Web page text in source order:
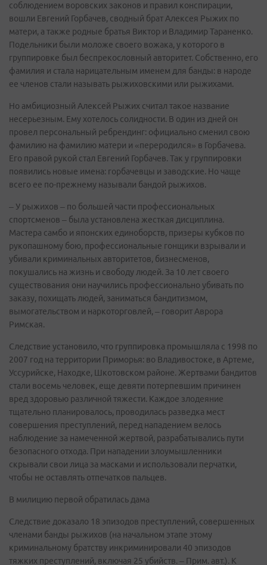
соблюдением воровских законов и правил конспирации,
вошли Евгений Горбачев, сводный брат Алексея Рыжих по
матери, а также родные братья Виктор и Владимир Тараненко.
Подельники были моложе своего вожака, у которого в
группировке был беспрекословный авторитет. Собственно, его
фамилия и стала нарицательным именем для банды: в народе
ее членов стали называть рыжиховскими или рыжихами.
Но амбициозный Алексей Рыжих считал такое название
несерьезным. Ему хотелось солидности. В один из дней он
провел персональный ребрендинг: официально сменил свою
фамилию на фамилию матери и «переродился» в Горбачева.
Его правой рукой стал Евгений Горбачев. Так у группировки
появились новые имена: горбачевцы и заводские. Но чаще
всего ее по-прежнему называли бандой рыжихов.
– У рыжихов – по большей части профессиональных
спортсменов – была установлена жесткая дисциплина.
Мастера самбо и японских единоборств, призеры кубков по
рукопашному бою, профессиональные гонщики взрывали и
убивали криминальных авторитетов, бизнесменов,
покушались на жизнь и свободу людей. За 10 лет своего
существования они научились профессионально убивать по
заказу, похищать людей, заниматься бандитизмом,
вымогательством и наркоторговлей, – говорит Аврора
Римская.
Следствие установило, что группировка промышляла с 1998 по
2007 год на территории Приморья: во Владивостоке, в Артеме,
Уссурийске, Находке, Шкотовском районе. Жертвами бандитов
стали восемь человек, еще девяти потерпевшим причинен
вред здоровью различной тяжести. Каждое злодеяние
тщательно планировалось, проводилась разведка мест
совершения преступлений, перед нападением велось
наблюдение за намеченной жертвой, разрабатывались пути
безопасного отхода. При нападении злоумышленники
скрывали свои лица за масками и использовали перчатки,
чтобы не оставлять отпечатков пальцев.
В милицию первой обратилась дама
Следствие доказало 18 эпизодов преступлений, совершенных
членами банды рыжихов (на начальном этапе этому
криминальному братству инкриминировали 40 эпизодов
тяжких преступлений, включая 25 убийств. – Прим. авт.). К